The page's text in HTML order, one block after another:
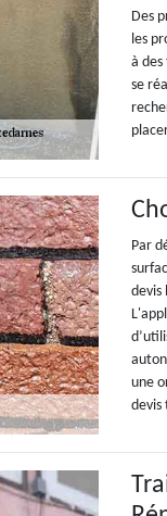
Des
les
à
se
Par
devis
une
devis